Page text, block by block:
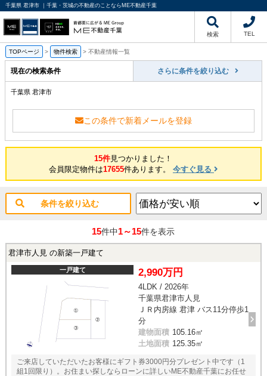
千葉県 君津市 ｜千葉・茨城の不動産のことならME不動産千葉
検索 TEL
TOPページ > 物件検索 > 不動産情報一覧
現在の検索条件 さらに条件を絞り込む
千葉県 君津市
この条件で新着メールを登録
15件見つかりました！
会員限定物件は17655件あります。 今すぐ見る
条件を絞り込む
15件中1～15件を表示
君津市人見 の新築一戸建て
一戸建て 2,990万円
4LDK / 2026年
千葉県君津市人見
ＪＲ内房線 君津 バス11分停歩1
分
建物面積 105.16㎡
土地面積 125.35㎡
ご来店していただいたお客様にギフト券3000円分プレゼント中です（1
組1回限り）。お住まい探しならローンに詳しいME不動産千葉にお任せ